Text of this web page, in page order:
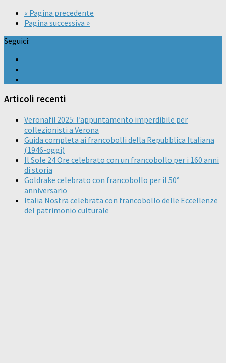
« Pagina precedente
Pagina successiva »
Seguici:
Articoli recenti
Veronafil 2025: l’appuntamento imperdibile per
collezionisti a Verona
Guida completa ai francobolli della Repubblica Italiana
(1946-oggi)
Il Sole 24 Ore celebrato con un francobollo per i 160 anni
di storia
Goldrake celebrato con francobollo per il 50°
anniversario
Italia Nostra celebrata con francobollo delle Eccellenze
del patrimonio culturale